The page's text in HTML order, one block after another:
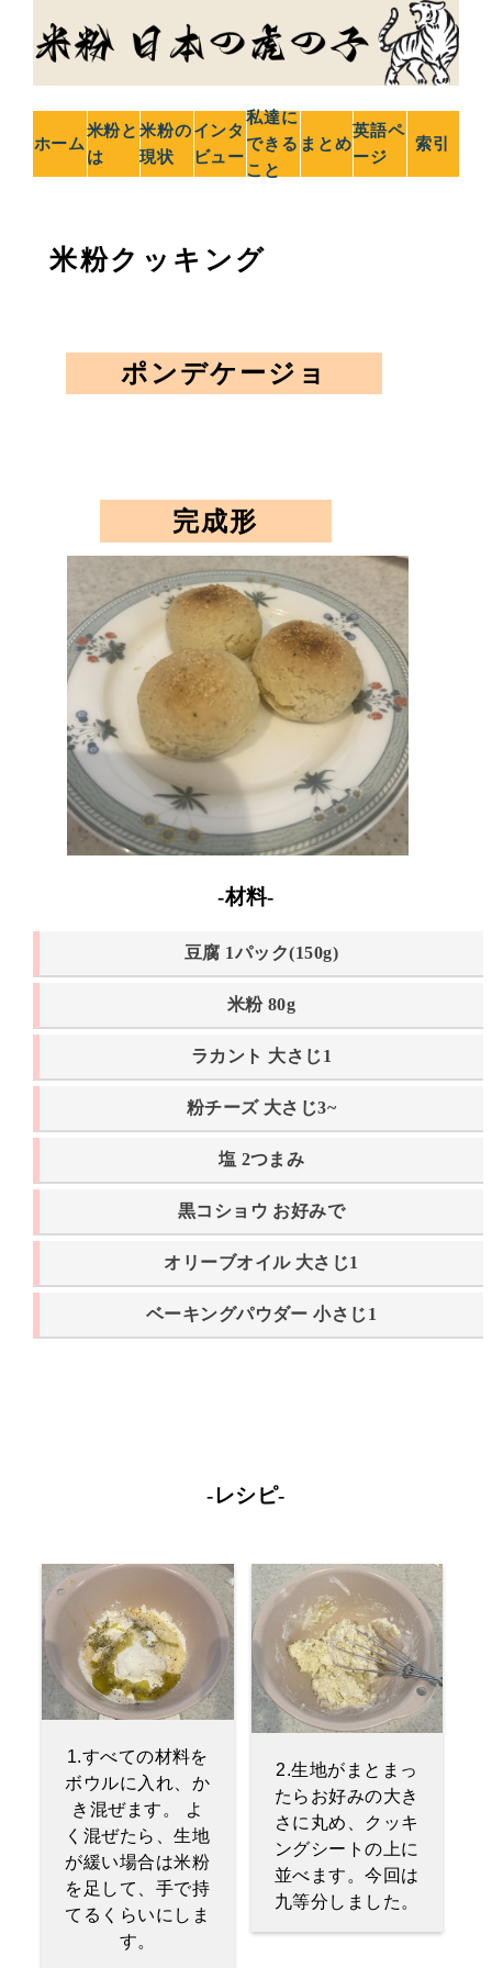
ホーム
米粉と
は
米粉の
現状
インタ
ビュー
私達に
できる
こと
まとめ
英語ペ
ージ
索引
米粉クッキング
ポンデケージョ
完成形
-材料-
豆腐 1パック(150g)
米粉 80g
ラカント 大さじ1
粉チーズ 大さじ3~
塩 2つまみ
黒コショウ お好みで
オリーブオイル 大さじ1
ベーキングパウダー 小さじ1
-レシピ-
1.すべての材料を
ボウルに入れ、か
き混ぜます。 よ
く混ぜたら、生地
が緩い場合は米粉
を足して、手で持
てるくらいにしま
す。
2.生地がまとまっ
たらお好みの大き
さに丸め、クッキ
ングシートの上に
並べます。今回は
九等分しました。